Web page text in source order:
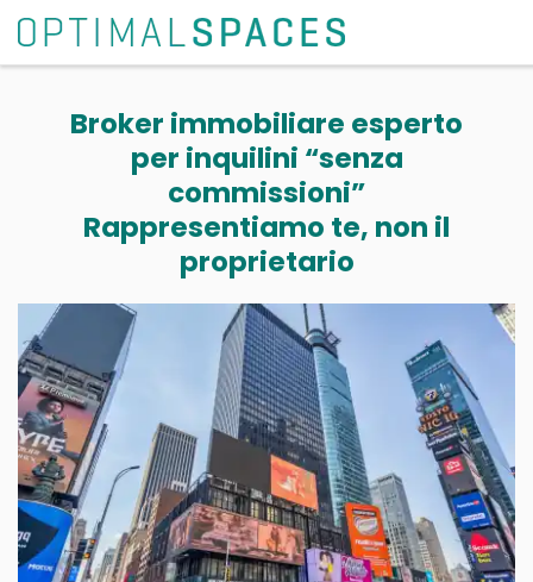
Broker immobiliare esperto
per inquilini “senza
commissioni”
Rappresentiamo te, non il
proprietario